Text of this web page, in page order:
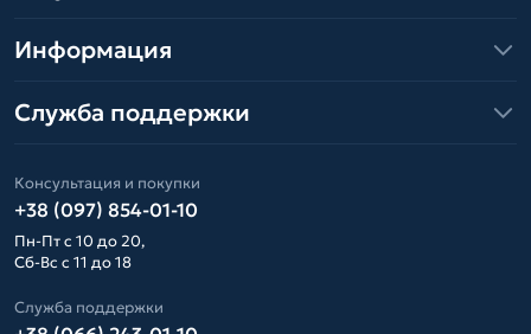
Информация
Служба поддержки
Консультация и покупки
+38 (097) 854-01-10
Пн-Пт с 10 до 20,
Сб-Вс с 11 до 18
Служба поддержки